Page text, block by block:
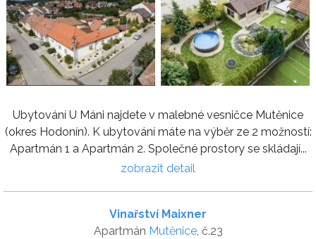
Ubytování U Máni najdete v malebné vesničce Mutěnice
(okres Hodonín). K ubytování máte na výběr ze 2 možností:
Apartmán 1 a Apartmán 2. Společné prostory se skládají...
zobrazit detail
Vinařství Maixner
Apartmán Mutěnice, č.23